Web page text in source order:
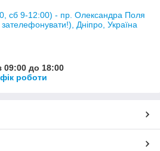
сб 9-12:00) - пр. Олександра Поля
Дніпро, Україна
09:00 до 18:00
роботи